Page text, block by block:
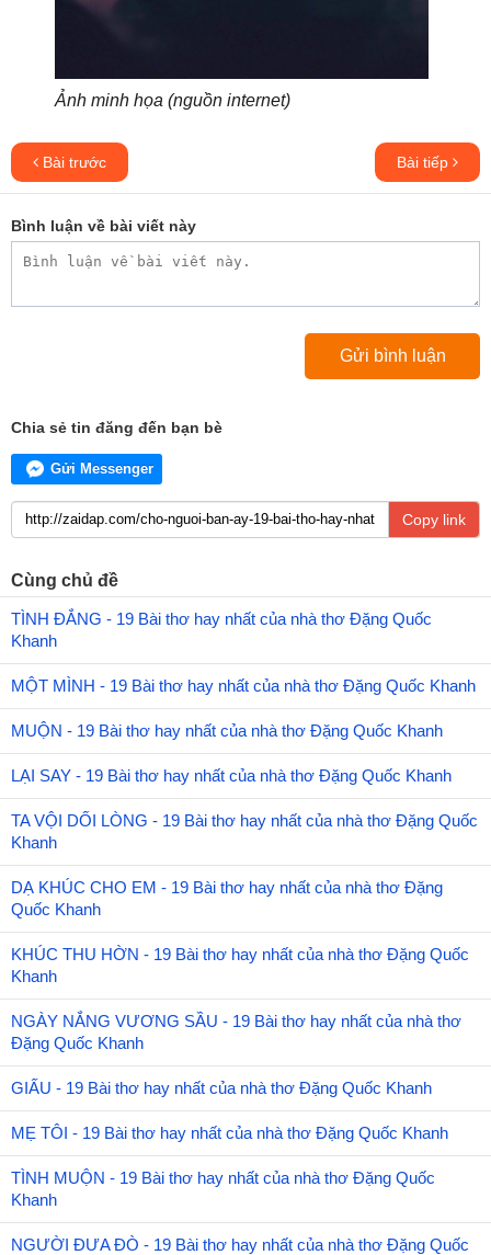
Ảnh minh họa (nguồn internet)
Bài trước Bài tiếp
Bình luận về bài viết này
Chia sẻ tin đăng đến bạn bè
Gửi Messenger
Copy link
Cùng chủ đề
TÌNH ĐẮNG - 19 Bài thơ hay nhất của nhà thơ Đặng Quốc
Khanh
MỘT MÌNH - 19 Bài thơ hay nhất của nhà thơ Đặng Quốc Khanh
MUỘN - 19 Bài thơ hay nhất của nhà thơ Đặng Quốc Khanh
LẠI SAY - 19 Bài thơ hay nhất của nhà thơ Đặng Quốc Khanh
TA VỘI DỐI LÒNG - 19 Bài thơ hay nhất của nhà thơ Đặng Quốc
Khanh
DẠ KHÚC CHO EM - 19 Bài thơ hay nhất của nhà thơ Đặng
Quốc Khanh
KHÚC THU HỜN - 19 Bài thơ hay nhất của nhà thơ Đặng Quốc
Khanh
NGÀY NẮNG VƯƠNG SẦU - 19 Bài thơ hay nhất của nhà thơ
Đặng Quốc Khanh
GIẤU - 19 Bài thơ hay nhất của nhà thơ Đặng Quốc Khanh
MẸ TÔI - 19 Bài thơ hay nhất của nhà thơ Đặng Quốc Khanh
TÌNH MUỘN - 19 Bài thơ hay nhất của nhà thơ Đặng Quốc
Khanh
NGƯỜI ĐƯA ĐÒ - 19 Bài thơ hay nhất của nhà thơ Đặng Quốc